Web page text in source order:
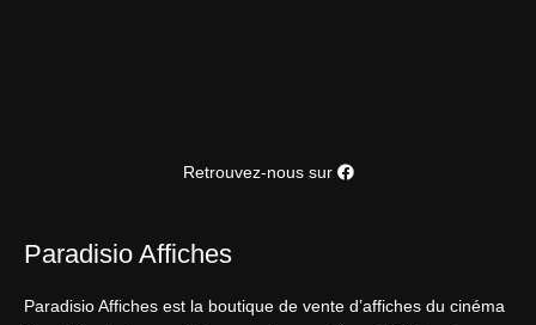
Retrouvez-nous sur
Paradisio Affiches
Paradisio Affiches est la boutique de vente d’affiches du cinéma